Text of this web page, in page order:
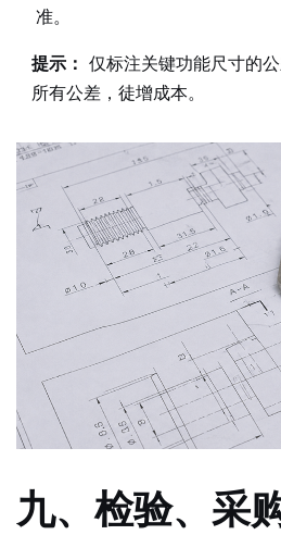
准。
提示： 仅标注关键功能尺寸的
所有公差，徒增成本。
九、检验、采